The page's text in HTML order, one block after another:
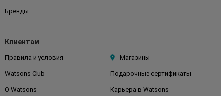
Бренды
Клиентам
Правила и условия Магазины
Watsons Club Подарочные сертификаты
О Watsons Карьера в Watsons